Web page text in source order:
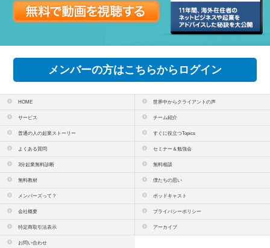
メンバーの方はこちらからログイン
HOME 世界中からクライアントの声
サービス チーム紹介
普通の人の起業ストーリー すぐに役立つTopics
よくある質問 セミナー＆勉強会
3分起業無料診断 無料相談
無料教材 僕たちの思い
メンバーズって？ ポッドキャスト
会社概要 プライバシーポリシー
特定商取引法表示 アーカイブ
お問い合わせ